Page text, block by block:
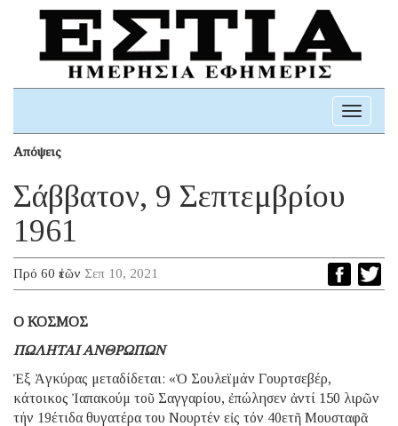
Toggle
Απόψεις
Σάββατον, 9 Σεπτεμβρίου
1961
Πρό 60 ἐτῶν Σεπ 10, 2021
Ο ΚΟΣΜΟΣ
ΠΩΛΗΤΑΙ ΑΝΘΡΩΠΩΝ
Ἐξ Ἀγκύρας μεταδίδεται: «Ὁ Σουλεϊμάν Γουρτσεβέρ,
κάτοικος Ἰαπακούμ τοῦ Σαγγαρίου, ἐπώλησεν ἀντί 150 λιρῶν
τήν 19έτιδα θυγατέρα του Νουρτέν εἰς τόν 40ετῆ Μουσταφᾶ